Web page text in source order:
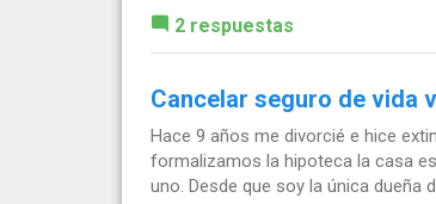
2 respuestas
Cancelar seguro de vida
Hace 9 años me divorcié e hice
formalizamos la hipoteca la casa
uno. Desde que soy la única dueña